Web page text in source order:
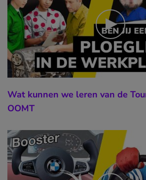
Wat kunnen we leren van de
OOMT